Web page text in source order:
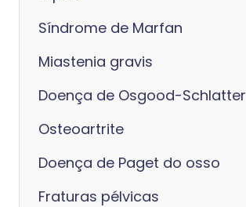
Síndrome de Marfan
Miastenia gravis
Doença de Osgood-Schlatter
Osteoartrite
Doença de Paget do osso
Fraturas pélvicas